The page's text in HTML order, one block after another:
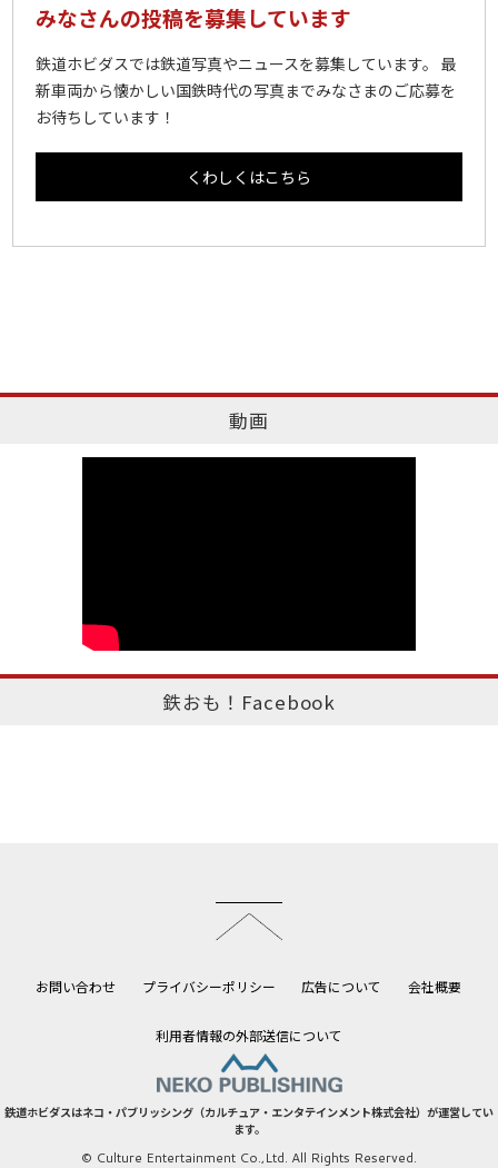
みなさんの投稿を募集しています
鉄道ホビダスでは鉄道写真やニュースを募集しています。 最
新車両から懐かしい国鉄時代の写真までみなさまのご応募を
お待ちしています！
くわしくはこちら
動画
鉄おも！Facebook
お問い合わせ プライバシーポリシー 広告について 会社概要
利用者情報の外部送信について
鉄道ホビダスはネコ・パブリッシング（カルチュア・エンタテインメント株式会社）が運営してい
ます。
© Culture Entertainment Co.,Ltd. All Rights Reserved.